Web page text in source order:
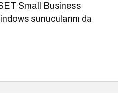
Small Business
sunucularını da